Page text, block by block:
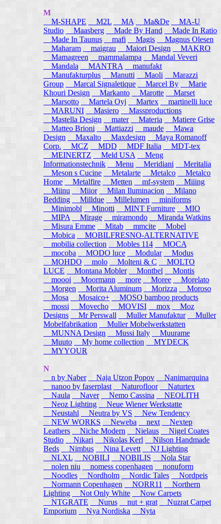
M
M-SHAPE
M2L MA Ma&De
MA-U
Studio
Maasberg Made By Hand
Made In Ratio
Made In Taunus
mafi Magis
Magnus Olesen
Maharam
maigrau Maiori Design
MAKRO
Mamagreen
mammalampa
Mandal Veveri
Mandala
MANTRA
manufakt
Manufakturplus
Manutti Maoli
Marazzi
Group
Marcal Signaletique Marcel By
Marie
Khouri Design
Markanto Marotte
Marset
Marsotto
Martela Oyj Martex
martinelli luce
MARUNI
Masiero
Massproductions
Mastella Design
mater Materia
Matiere Grise
Matteo Brioni
Mattiazzi maude
Mawa
Design
Maxalto Maxdesign
Maya Romanoff
Corp.
MCZ MDD MDF Italia
MDT-tex
MEINERTZ
Meld USA
Meng
Informationstechnik
Menu Meridiani
Meritalia
Meson s Cucine
Metalarte Metalco
Metalco
Home Metalfire Metten mf-system
Miiing
Miinu
Miior Milan Iluminacion
Milano
Bedding
Milldue Millelumen
miniforms
Minimobl Minotti MINT Furniture
MIO
MIPA
Mirage miramondo
Miranda Watkins
Misura Emme
Mitab mmcite
Mobel
Mobica
MOBILFRESNO-ALTERNATIVE
mobilia collection
Mobles 114
MOCA
mocoba
MODO luce Modular
Modus
MOHDO
molo Molteni & C
MOLTO
LUCE
Montana Mobler Montbel
Montis
moooi
Moormann more Moree
Morelato
Morgen
Morita Aluminum Morizza
Moroso
Mosa
Mosaico+
MOSO bamboo products
mossi
Movecho MOVISI mox
Moz
Designs
Mr Perswall Muller Manufaktur
Muller
Mobelfabrikation
Muller Mobelwerkstatten
MUNNA Design
Mussi Italy
Muurame
Muuto My home collection
MYDECK
MYYOUR
N
n by Naber
Naja Utzon Popov
Nanimarquina
nanoo by faserplast
Naturofloor
Naturtex
Naula
Naver Nemo Cassina
NEOLITH
Neoz Lighting
Neue Wiener Werkstatte
Neustahl
Neutra by VS
New Tendency
NEW WORKS
Neweba next
Nextep
Leathers
Niche Modern Nielaus
Nigel Coates
Studio
Nikari Nikolas Kerl
Nilson Handmade
Beds
Nimbus Nina Levett
NJ Lighting
NLXL
NOBILI NOBILIS
Nola Star
nolen niu
nomess copenhagen
nonuform
Noodles
Nordholm Nordic Tales
Nordpeis
Normann Copenhagen
NORR11
Northern
Lighting
Not Only White
Now Carpets
NTGRATE
Nurus nut + grat
Nuzrat Carpet
Emporium
Nya Nordiska Nyta